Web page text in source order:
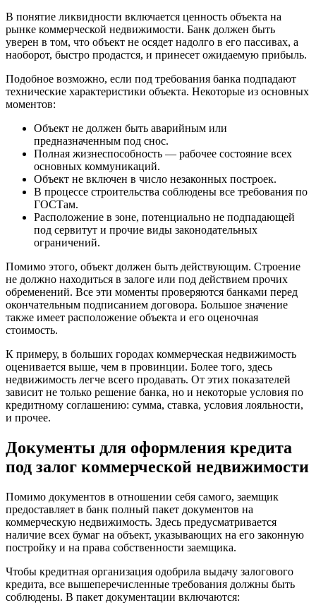
В понятие ликвидности включается ценность объекта на
рынке коммерческой недвижимости. Банк должен быть
уверен в том, что объект не осядет надолго в его пассивах, а
наоборот, быстро продастся, и принесет ожидаемую прибыль.
Подобное возможно, если под требования банка подпадают
технические характеристики объекта. Некоторые из основных
моментов:
Объект не должен быть аварийным или
предназначенным под снос.
Полная жизнеспособность — рабочее состояние всех
основных коммуникаций.
Объект не включен в число незаконных построек.
В процессе строительства соблюдены все требования по
ГОСТам.
Расположение в зоне, потенциально не подпадающей
под сервитут и прочие виды законодательных
ограничений.
Помимо этого, объект должен быть действующим. Строение
не должно находиться в залоге или под действием прочих
обременений. Все эти моменты проверяются банками перед
окончательным подписанием договора. Большое значение
также имеет расположение объекта и его оценочная
стоимость.
К примеру, в больших городах коммерческая недвижимость
оценивается выше, чем в провинции. Более того, здесь
недвижимость легче всего продавать. От этих показателей
зависит не только решение банка, но и некоторые условия по
кредитному соглашению: сумма, ставка, условия лояльности,
и прочее.
Документы для оформления кредита
под залог коммерческой недвижимости
Помимо документов в отношении себя самого, заемщик
предоставляет в банк полный пакет документов на
коммерческую недвижимость. Здесь предусматривается
наличие всех бумаг на объект, указывающих на его законную
постройку и на права собственности заемщика.
Чтобы кредитная организация одобрила выдачу залогового
кредита, все вышеперечисленные требования должны быть
соблюдены. В пакет документации включаются: